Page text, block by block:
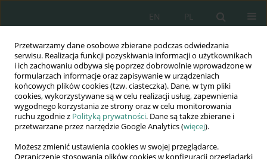
Przetwarzamy dane osobowe zbierane podczas odwiedzania
serwisu. Realizacja funkcji pozyskiwania informacji o użytkownikach
i ich zachowaniu odbywa się poprzez dobrowolnie wprowadzone w
formularzach informacje oraz zapisywanie w urządzeniach
końcowych plików cookies (tzw. ciasteczka). Dane, w tym pliki
cookies, wykorzystywane są w celu realizacji usług, zapewnienia
wygodnego korzystania ze strony oraz w celu monitorowania
ruchu zgodnie z Polityką prywatności. Dane są także zbierane i
przetwarzane przez narzędzie Google Analytics (więcej).
Możesz zmienić ustawienia cookies w swojej przeglądarce.
Ograniczenie stosowania plików cookies w konfiguracji przeglądarki
PL
EN
Wydawnictwo
AWSGE
Akademia Nauk Stosowanych
WSGE
im. Alcide De Gasperi